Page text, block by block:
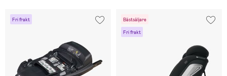
Fri frakt Bästsäljare
Fri frakt